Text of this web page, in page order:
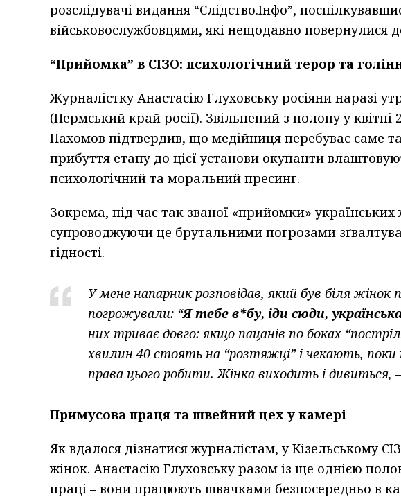
розслідувачі видання “Слідство.Інфо”,
військовослужбовцями, які нещодавно повернулися
“Прийомка” в СІЗО: психологічний терор та
Журналістку Анастасію Глуховську росіяни наразі
(Пермський край росії). Звільнений з полону у квітні
Пахомов підтвердив, що медійниця перебуває саме
прибуття етапу до цієї установи окупанти
психологічний та моральний пресинг.
Зокрема, під час так званої «прийомки»
супроводжуючи це брутальними погрозами
гідності.
У мене напарник розповідав, який був біля жінок
погрожували: “Я тебе в*бу, іди сюди,
них триває довго: якщо пацанів по боках
хвилин 40 стоять на “розтяжці” і чекають,
права цього робити. Жінка виходить і дивиться,
Примусова праця та швейний цех у камері
Як вдалося дізнатися журналістам, у Кізельському
жінок. Анастасію Глуховську разом із ще однією
праці – вони працюють швачками безпосередньо в